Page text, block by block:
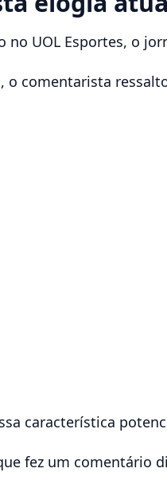
no UOL Esportes, o
o comentarista
característica
fez um comentário